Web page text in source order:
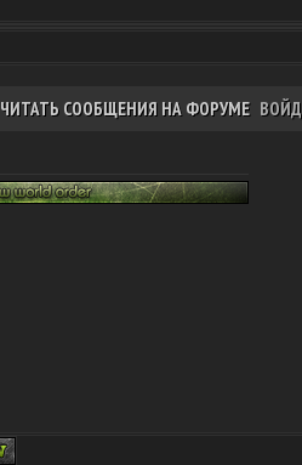
ЧИТАТЬ СООБЩЕНИЯ НА ФОРУМЕ